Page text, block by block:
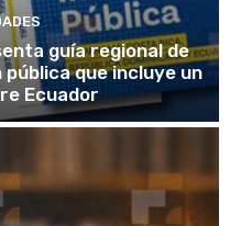
guía regional de
que incluye un
Ecuador